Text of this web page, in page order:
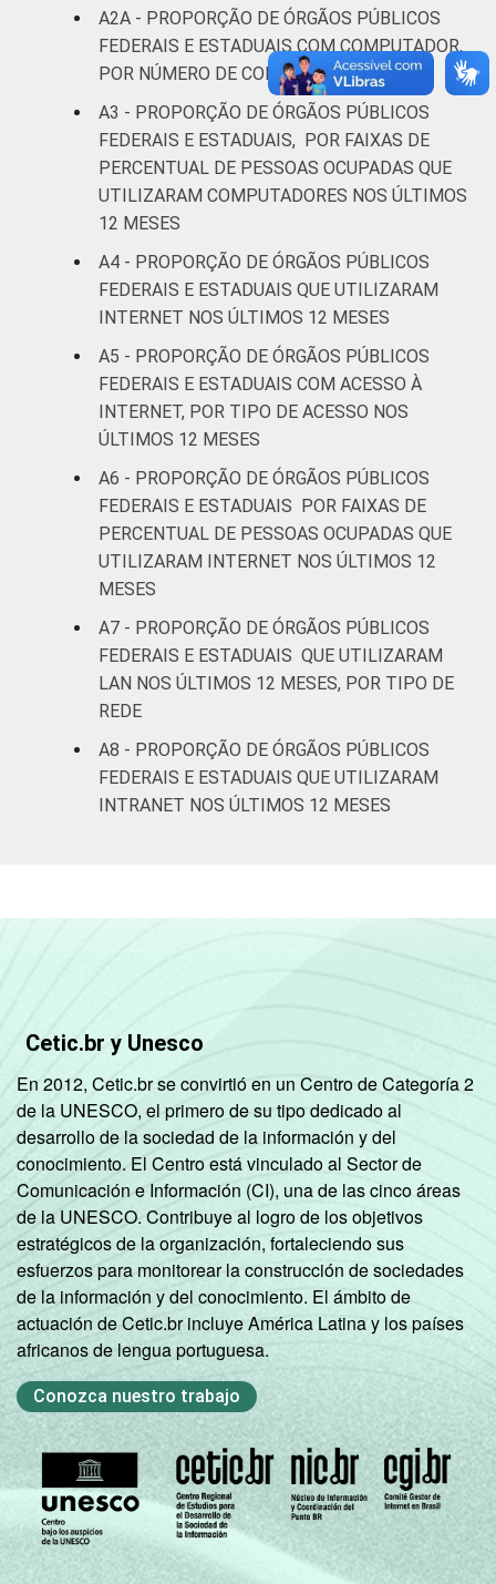
A2A - PROPORÇÃO DE ÓRGÃOS PÚBLICOS
FEDERAIS E ESTADUAIS COM COMPUTADOR,
POR NÚMERO DE COMPUTADORES
A3 - PROPORÇÃO DE ÓRGÃOS PÚBLICOS
FEDERAIS E ESTADUAIS, POR FAIXAS DE
PERCENTUAL DE PESSOAS OCUPADAS QUE
UTILIZARAM COMPUTADORES NOS ÚLTIMOS
12 MESES
A4 - PROPORÇÃO DE ÓRGÃOS PÚBLICOS
FEDERAIS E ESTADUAIS QUE UTILIZARAM
INTERNET NOS ÚLTIMOS 12 MESES
A5 - PROPORÇÃO DE ÓRGÃOS PÚBLICOS
FEDERAIS E ESTADUAIS COM ACESSO À
INTERNET, POR TIPO DE ACESSO NOS
ÚLTIMOS 12 MESES
A6 - PROPORÇÃO DE ÓRGÃOS PÚBLICOS
FEDERAIS E ESTADUAIS POR FAIXAS DE
PERCENTUAL DE PESSOAS OCUPADAS QUE
UTILIZARAM INTERNET NOS ÚLTIMOS 12
MESES
A7 - PROPORÇÃO DE ÓRGÃOS PÚBLICOS
FEDERAIS E ESTADUAIS QUE UTILIZARAM
LAN NOS ÚLTIMOS 12 MESES, POR TIPO DE
REDE
A8 - PROPORÇÃO DE ÓRGÃOS PÚBLICOS
FEDERAIS E ESTADUAIS QUE UTILIZARAM
INTRANET NOS ÚLTIMOS 12 MESES
Cetic.br y Unesco
En 2012, Cetic.br se convirtió en un Centro de Categoría 2
de la UNESCO, el primero de su tipo dedicado al
desarrollo de la sociedad de la información y del
conocimiento. El Centro está vinculado al Sector de
Comunicación e Información (CI), una de las cinco áreas
de la UNESCO. Contribuye al logro de los objetivos
estratégicos de la organización, fortaleciendo sus
esfuerzos para monitorear la construcción de sociedades
de la información y del conocimiento. El ámbito de
actuación de Cetic.br incluye América Latina y los países
africanos de lengua portuguesa.
Conozca nuestro trabajo